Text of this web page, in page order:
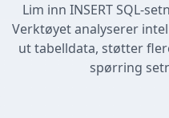
Lim inn INSERT SQL-
Verktøyet analyserer
ut tabelldata, støtter
spørring